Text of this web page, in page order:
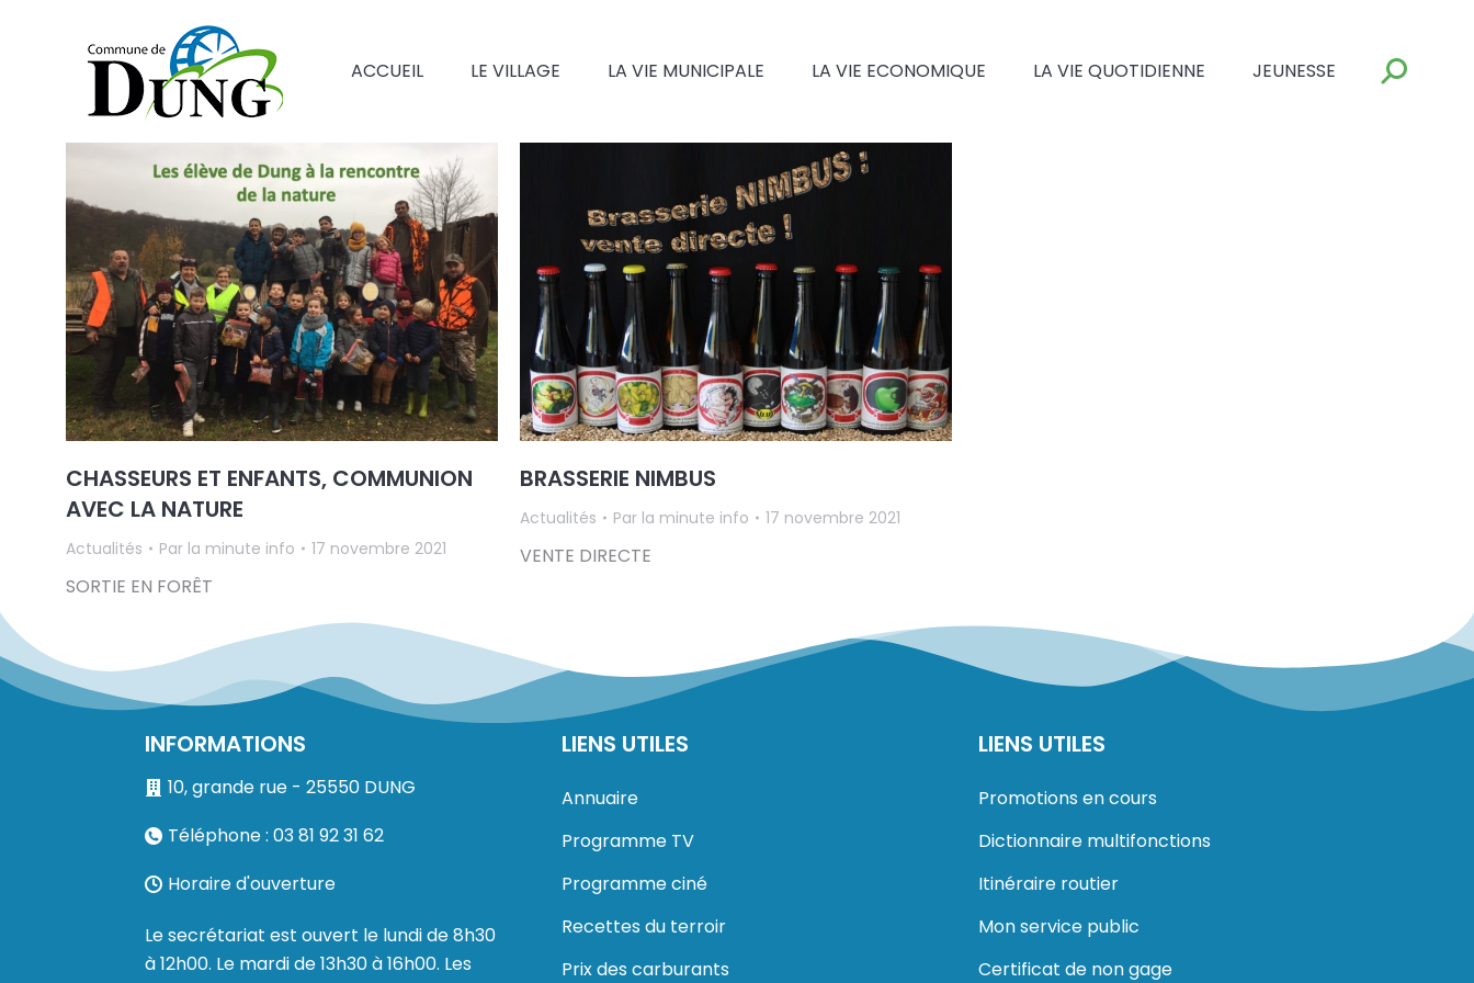
ACCUEIL LE VILLAGE LA VIE MUNICIPALE LA VIE ECONOMIQUE LA VIE QUOTIDIENNE JEUNESSE
CHASSEURS ET ENFANTS, COMMUNION
AVEC LA NATURE
Actualités Par la minute info 17 novembre 2021
SORTIE EN FORÊT
BRASSERIE NIMBUS
Actualités Par la minute info 17 novembre 2021
VENTE DIRECTE
INFORMATIONS
10, grande rue - 25550 DUNG
Téléphone : 03 81 92 31 62
Horaire d'ouverture
Le secrétariat est ouvert le lundi de 8h30
à 12h00. Le mardi de 13h30 à 16h00. Les
LIENS UTILES
Annuaire
Programme TV
Programme ciné
Recettes du terroir
Prix des carburants
LIENS UTILES
Promotions en cours
Dictionnaire multifonctions
Itinéraire routier
Mon service public
Certificat de non gage